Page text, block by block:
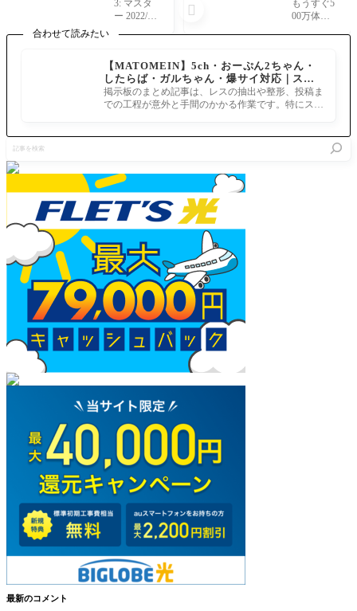
合わせて読みたい
【MATOMEIN】5ch・おーぷん2ちゃん・
したらば・ガルちゃん・爆サイ対応｜スマ
ホでまとめ記事を作れるアプリ FGOのまと
め記事ができるまで
掲示板のまとめ記事は、レスの抽出や整形、投稿ま
での工程が意外と手間のかかる作業です。特にスマ
を
検
最新のコメント
ギャグ寄
りのキャ
ランスロ
ットもや
ってたの
では？
3: マスタ
ー 2022/05/
り生身の
が強い」
って要素
と「アン
走し
ルバトス
1ターン
もうすぐ5
00万体討
られてき
たバルバ
トス君。
もうすぐ5
